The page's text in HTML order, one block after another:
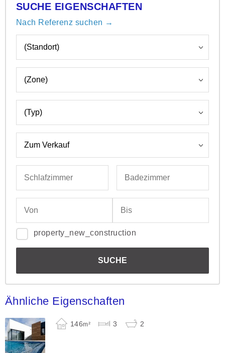
SUCHE EIGENSCHAFTEN
Nach Referenz suchen →
property_new_construction
Ähnliche Eigenschaften
146m² 3 2